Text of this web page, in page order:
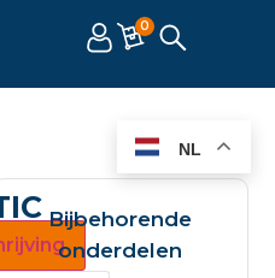
0
Bijbehorende
onderdelen
NL